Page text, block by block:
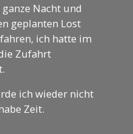
Nacht und
geplanten Lost
ich hatte im
Zufahrt
ich wieder nicht
Zeit.